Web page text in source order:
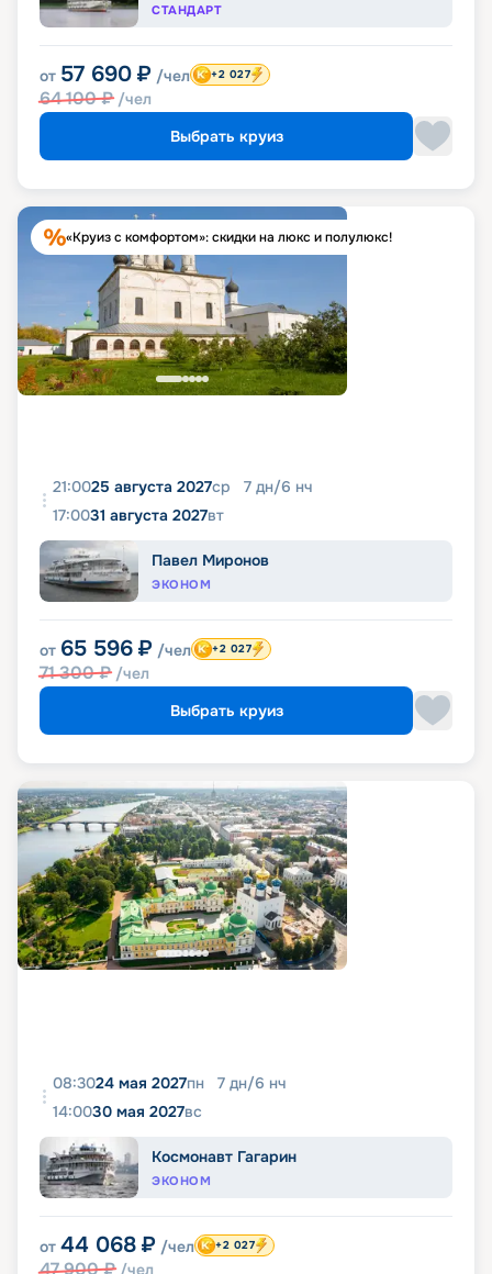
СТАНДАРТ
от 57 690 ₽ /чел
64 100₽ /чел
+2 027
Выбрать круиз
«Круиз с комфортом»: скидки на люкс и полулюкс!
21:0025 августа 2027ср 7 дн/6 нч
17:0031 августа 2027вт
Павел Миронов
ЭКОНОМ
от 65 596 ₽ /чел
71 300₽ /чел
+2 027
Выбрать круиз
08:3024 мая 2027пн 7 дн/6 нч
14:0030 мая 2027вс
Космонавт Гагарин
ЭКОНОМ
от 44 068 ₽ /чел
47 900₽ /чел
+2 027